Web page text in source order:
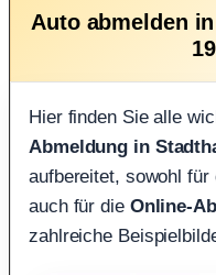
Auto abmelden
Hier finden Sie alle
Abmeldung in
aufbereitet, sowohl
auch für die Online-
zahlreiche